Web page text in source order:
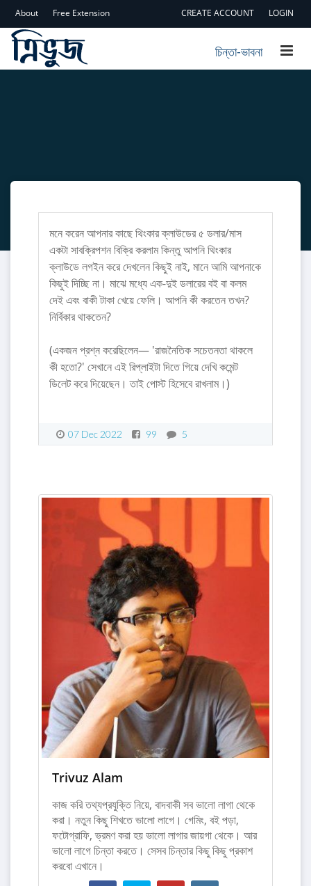
CREATE ACCOUNT LOGIN
About Free Extension
চিন্তা-ভাবনা
মনে করেন আপনার কাছে থিংকার ক্লাউডের ৫ ডলার/মাস
একটা সাবক্রিপশন বিক্রি করলাম কিন্তু আপনি থিংকার
ক্লাউডে লগইন করে দেখলেন কিছুই নাই, মানে আমি আপনাকে
কিছুই দিচ্ছি না। মাঝে মধ্যে এক-দুই ডলারের বই বা কলম
দেই এবং বাকী টাকা খেয়ে ফেলি। আপনি কী করতেন তখন?
নির্বিকার থাকতেন?
(একজন প্রশ্ন করেছিলেন— 'রাজনৈতিক সচেতনতা থাকলে
কী হতো?' সেখানে এই রিপ্লাইটা দিতে গিয়ে দেখি কমেন্ট
ডিলেট করে দিয়েছেন। তাই পোস্ট হিসেবে রাখলাম।)
07 Dec 2022 99 5
Trivuz Alam
কাজ করি তথ্যপ্রযুক্তি নিয়ে, বাদবাকী সব ভালো লাগা থেকে
করা। নতুন কিছু শিখতে ভালো লাগে। গেমিং, বই পড়া,
ফটোগ্রাফি, ভ্রমণ করা হয় ভালো লাগার জায়গা থেকে। আর
ভালো লাগে চিন্তা করতে। সেসব চিন্তার কিছু কিছু প্রকাশ
করবো এখানে।